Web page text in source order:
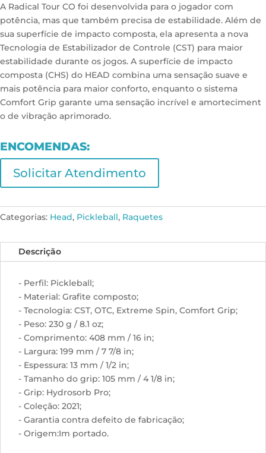
A Radical Tour CO foi desenvolvida para o jogador com
potência, mas que também precisa de estabilidade. Além de
sua superfície de impacto composta, ela apresenta a nova
Tecnologia de Estabilizador de Controle (CST) para maior
estabilidade durante os jogos. A superfície de impacto
composta (CHS) do HEAD combina uma sensação suave e
mais potência para maior conforto, enquanto o sistema
Comfort Grip garante uma sensação incrível e amorteciment
o de vibração aprimorado.
ENCOMENDAS:
Solicitar Atendimento
Categorias: Head, Pickleball, Raquetes
Descrição
- Perfil: Pickleball;
- Material: Grafite composto;
- Tecnologia: CST, OTC, Extreme Spin, Comfort Grip;
- Peso: 230 g / 8.1 oz;
- Comprimento: 408 mm / 16 in;
- Largura: 199 mm / 7 7/8 in;
- Espessura: 13 mm / 1/2 in;
- Tamanho do grip: 105 mm / 4 1/8 in;
- Grip: Hydrosorb Pro;
- Coleção: 2021;
- Garantia contra defeito de fabricação;
- Origem:Im portado.